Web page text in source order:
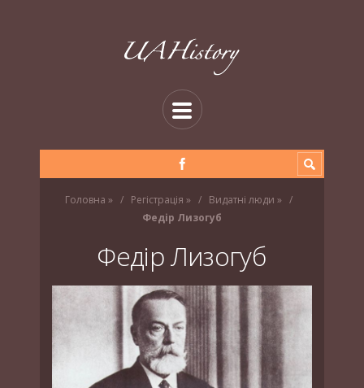
Головна » Регістрація » Видатні люди »
Федір Лизогуб
Федір Лизогуб